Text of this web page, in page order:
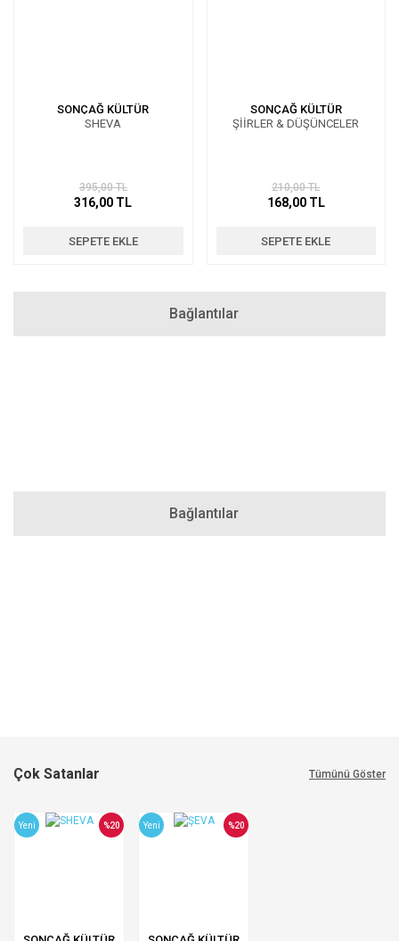
Bağlantılar
SONÇAĞ KÜLTÜR
SHEVA
395,00 TL
316,00 TL
SEPETE EKLE
SONÇAĞ KÜLTÜR
ŞİİRLER & DÜŞÜNCELER
210,00 TL
168,00 TL
SEPETE EKLE
Bağlantılar
Çok Satanlar Tümünü Göster
Yeni %20 Yeni %20